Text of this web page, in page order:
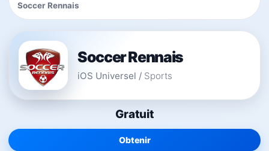
Soccer Rennais
Soccer Rennais
iOS Universel / Sports
Gratuit
Obtenir